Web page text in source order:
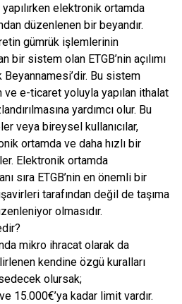
elektronik ortamda
düzenlenen bir beyandır.
gümrük işlemlerinin
bir sistem olan ETGB’nin açılımı
Bu sistem
e-ticaret yoluyla yapılan ithalat
yardımcı olur. Bu
veya bireysel kullanıcılar,
ortamda ve daha hızlı bir
Elektronik ortamda
sıra ETGB’nin en önemli bir
tarafından değil de taşıma
olmasıdır.
mikro ihracat olarak da
kendine özgü kuralları
olursak;
15.000€’ya kadar limit vardır.